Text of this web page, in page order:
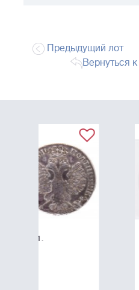
Предыдущий лот
Вернуться
1 Рубль 1725.
доспехах".